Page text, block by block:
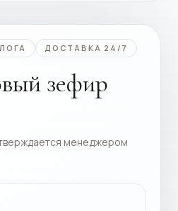
ДОСТАВКА 24/7
зефир
менеджером